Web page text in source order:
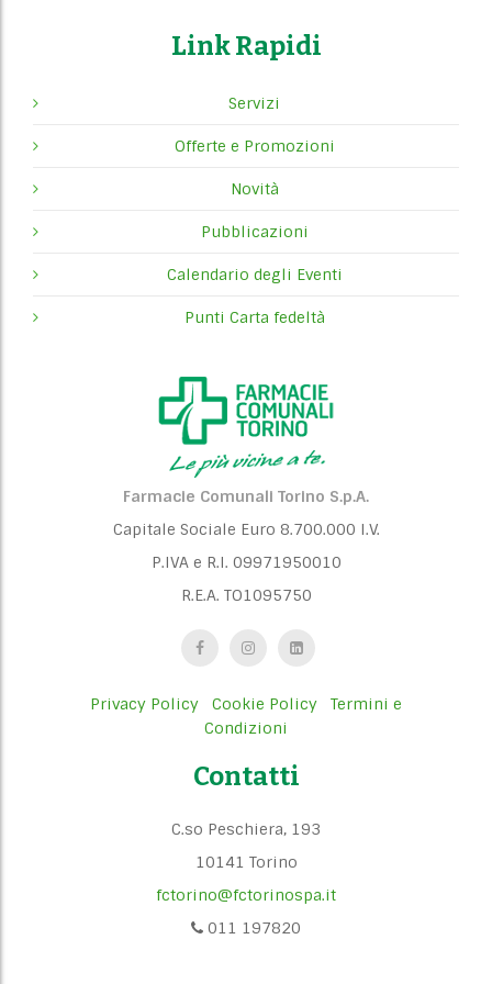
Link Rapidi
Servizi
Offerte e Promozioni
Novità
Pubblicazioni
Calendario degli Eventi
Punti Carta fedeltà
Farmacie Comunali Torino S.p.A.
Capitale Sociale Euro 8.700.000 I.V.
P.IVA e R.I. 09971950010
R.E.A. TO1095750
Privacy Policy Cookie Policy
Termini e
Condizioni
Contatti
C.so Peschiera, 193
10141 Torino
fctorino@fctorinospa.it
011 197820